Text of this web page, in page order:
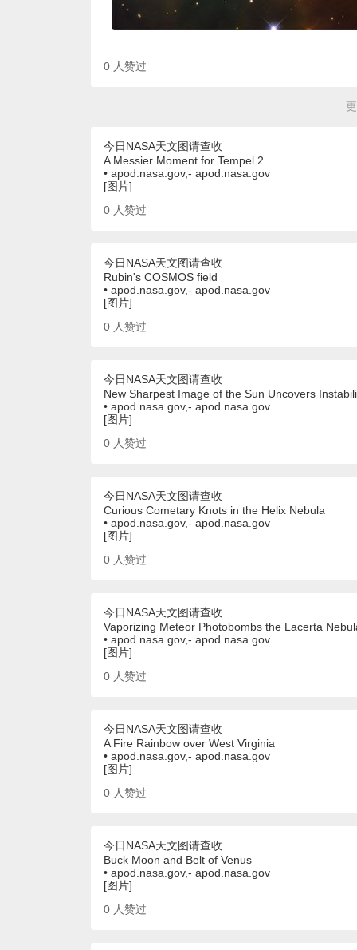
0 人赞过
今日NASA天文图请查收
A Messier Moment for Tempel 2
• apod.nasa.gov,- apod.nasa.gov
[图片]
0 人赞过
今日NASA天文图请查收
Rubin's COSMOS field
• apod.nasa.gov,- apod.nasa.gov
[图片]
0 人赞过
今日NASA天文图请查收
New Sharpest Image of the Sun Uncovers
• apod.nasa.gov,- apod.nasa.gov
[图片]
0 人赞过
今日NASA天文图请查收
Curious Cometary Knots in the Helix Nebula
• apod.nasa.gov,- apod.nasa.gov
[图片]
0 人赞过
今日NASA天文图请查收
Vaporizing Meteor Photobombs the Lacerta
• apod.nasa.gov,- apod.nasa.gov
[图片]
0 人赞过
今日NASA天文图请查收
A Fire Rainbow over West Virginia
• apod.nasa.gov,- apod.nasa.gov
[图片]
0 人赞过
今日NASA天文图请查收
Buck Moon and Belt of Venus
• apod.nasa.gov,- apod.nasa.gov
[图片]
0 人赞过